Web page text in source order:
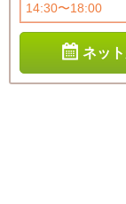
14:30〜18:00
ネッ